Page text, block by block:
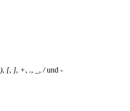
), [, ], +, ., , /und -